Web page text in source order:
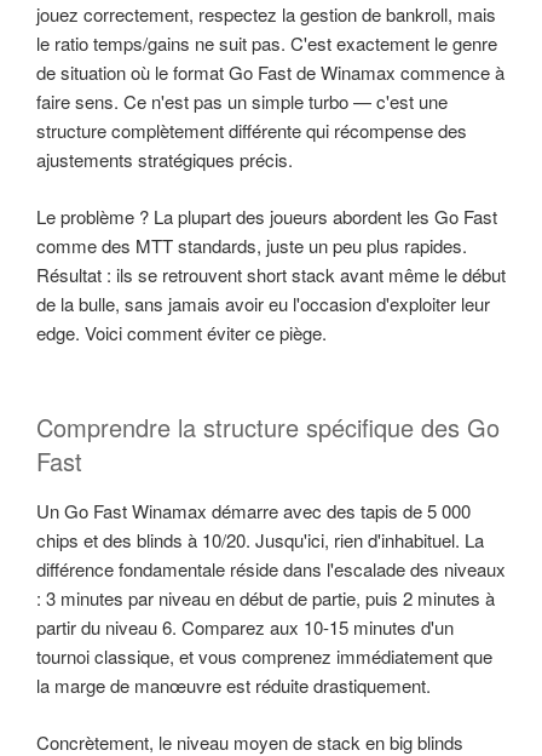
jouez correctement, respectez la gestion de bankroll, mais
le ratio temps/gains ne suit pas. C'est exactement le genre
de situation où le format Go Fast de Winamax commence à
faire sens. Ce n'est pas un simple turbo — c'est une
structure complètement différente qui récompense des
ajustements stratégiques précis.
Le problème ? La plupart des joueurs abordent les Go Fast
comme des MTT standards, juste un peu plus rapides.
Résultat : ils se retrouvent short stack avant même le début
de la bulle, sans jamais avoir eu l'occasion d'exploiter leur
edge. Voici comment éviter ce piège.
Comprendre la structure spécifique des Go
Fast
Un Go Fast Winamax démarre avec des tapis de 5 000
chips et des blinds à 10/20. Jusqu'ici, rien d'inhabituel. La
différence fondamentale réside dans l'escalade des niveaux
: 3 minutes par niveau en début de partie, puis 2 minutes à
partir du niveau 6. Comparez aux 10-15 minutes d'un
tournoi classique, et vous comprenez immédiatement que
la marge de manœuvre est réduite drastiquement.
Concrètement, le niveau moyen de stack en big blinds